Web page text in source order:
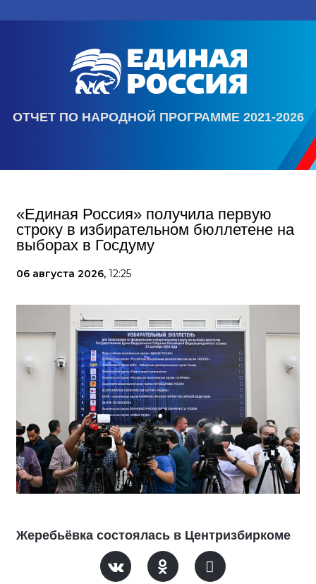
ОТЧЕТ ПО НАРОДНОЙ ПРОГРАММЕ 2021-2026
«Единая Россия» получила первую
строку в избирательном бюллетене на
выборах в Госдуму
06 августа 2026, 12:25
Жеребьёвка состоялась в Центризбиркоме